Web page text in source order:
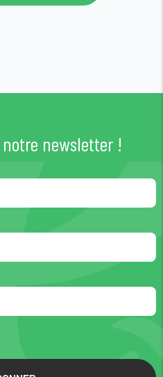
newsletter !